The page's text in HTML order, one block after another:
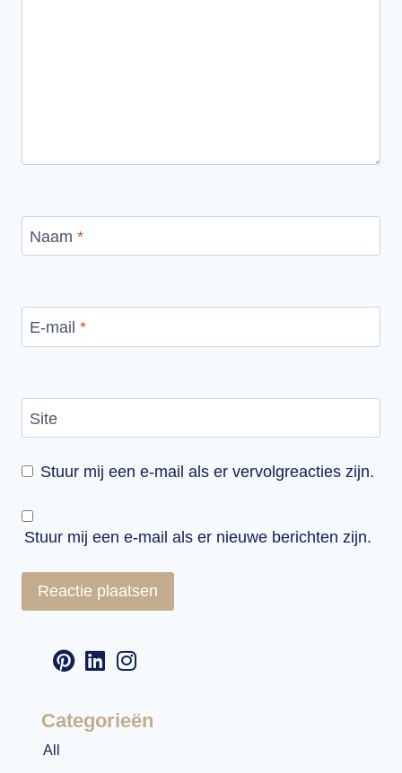
Naam *
E-mail *
Site
Stuur mij een e-mail als er vervolgreacties zijn.
Stuur mij een e-mail als er nieuwe berichten zijn.
Categorieën
All